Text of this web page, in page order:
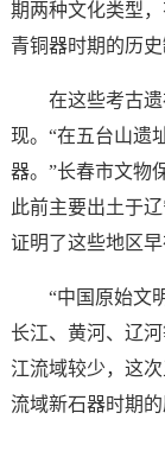
期两种文化类型
青铜器时期的历史
在这些考古遗
现。“在五台山遗
器。”长春市文物
此前主要出土于
证明了这些地区
“中国原始文明
长江、黄河、辽
江流域较少，这
流域新石器时期